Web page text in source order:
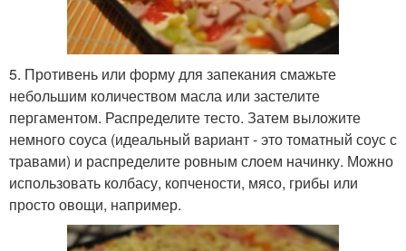
5. Противень или форму для запекания смажьте
небольшим количеством масла или застелите
пергаментом. Распределите тесто. Затем выложите
немного соуса (идеальный вариант - это томатный соус с
травами) и распределите ровным слоем начинку. Можно
использовать колбасу, копчености, мясо, грибы или
просто овощи, например.